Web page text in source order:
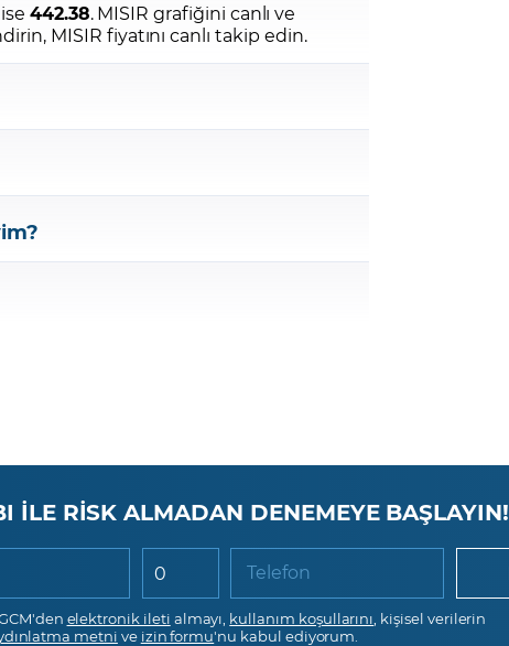
442.38. MISIR grafiğini canlı ve
MISIR fiyatını canlı takip edin.
İLE RİSK ALMADAN DENEMEYE BAŞLAYIN!
Telefon
elektronik ileti almayı, kullanım koşullarını , kişisel verilerin
metni ve izin formu'nu kabul ediyorum.